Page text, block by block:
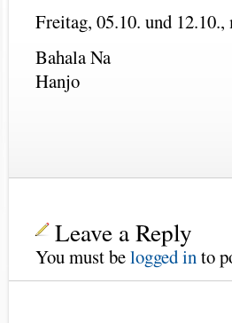
Freitag, 05.10. und
Bahala Na
Hanjo
Leave a Reply
You must belogged into